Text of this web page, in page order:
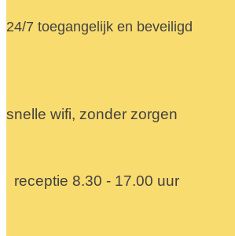
24/7 toegangelijk en beveiligd
snelle wifi, zonder zorgen
receptie 8.30 - 17.00 uur